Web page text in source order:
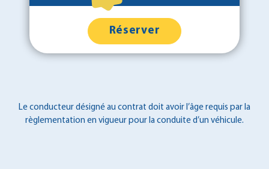
Réserver
Le conducteur désigné au contrat doit avoir l’âge requis par la
règlementation en vigueur pour la conduite d’un véhicule.